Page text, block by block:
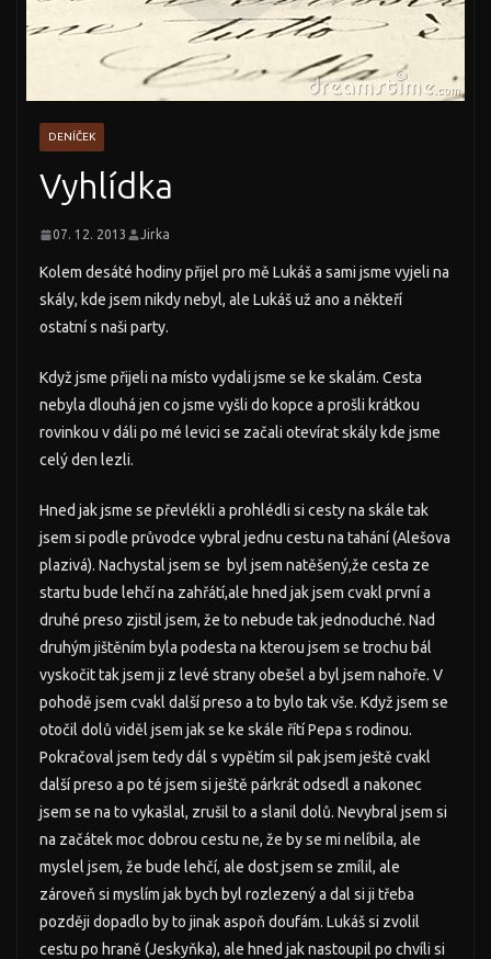
DENÍČEK
Vyhlídka
07. 12. 2013 Jirka
Kolem desáté hodiny přijel pro mě Lukáš a sami jsme vyjeli na
skály, kde jsem nikdy nebyl, ale Lukáš už ano a někteří
ostatní s naši party.
Když jsme přijeli na místo vydali jsme se ke skalám. Cesta
nebyla dlouhá jen co jsme vyšli do kopce a prošli krátkou
rovinkou v dáli po mé levici se začali otevírat skály kde jsme
celý den lezli.
Hned jak jsme se převlékli a prohlédli si cesty na skále tak
jsem si podle průvodce vybral jednu cestu na tahání (Alešova
plazivá). Nachystal jsem se byl jsem natěšený,že cesta ze
startu bude lehčí na zahřátí,ale hned jak jsem cvakl první a
druhé preso zjistil jsem, že to nebude tak jednoduché. Nad
druhým jištěním byla podesta na kterou jsem se trochu bál
vyskočit tak jsem ji z levé strany obešel a byl jsem nahoře. V
pohodě jsem cvakl další preso a to bylo tak vše. Když jsem se
otočil dolů viděl jsem jak se ke skále řítí Pepa s rodinou.
Pokračoval jsem tedy dál s vypětím sil pak jsem ještě cvakl
další preso a po té jsem si ještě párkrát odsedl a nakonec
jsem se na to vykašlal, zrušil to a slanil dolů. Nevybral jsem si
na začátek moc dobrou cestu ne, že by se mi nelíbila, ale
myslel jsem, že bude lehčí, ale dost jsem se zmílil, ale
zároveň si myslím jak bych byl rozlezený a dal si ji třeba
později dopadlo by to jinak aspoň doufám. Lukáš si zvolil
cestu po hraně (Jeskyňka), ale hned jak nastoupil po chvíli si